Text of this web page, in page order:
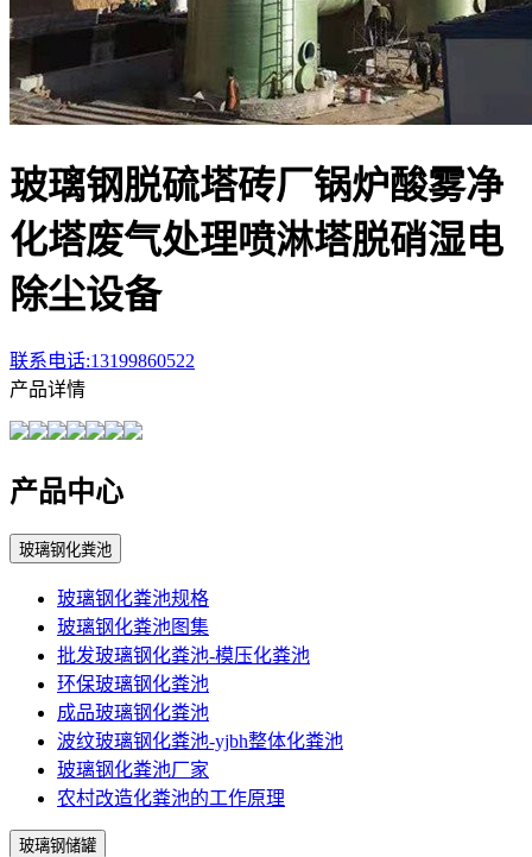
玻璃钢脱硫塔砖厂锅炉酸雾净
化塔废气处理喷淋塔脱硝湿电
除尘设备
联系电话:13199860522
产品详情
产品中心
玻璃钢化粪池
玻璃钢化粪池规格
玻璃钢化粪池图集
批发玻璃钢化粪池-模压化粪池
环保玻璃钢化粪池
成品玻璃钢化粪池
波纹玻璃钢化粪池-yjbh整体化粪池
玻璃钢化粪池厂家
农村改造化粪池的工作原理
玻璃钢储罐